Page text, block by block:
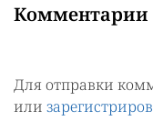
Комментарии
Для отправки
или